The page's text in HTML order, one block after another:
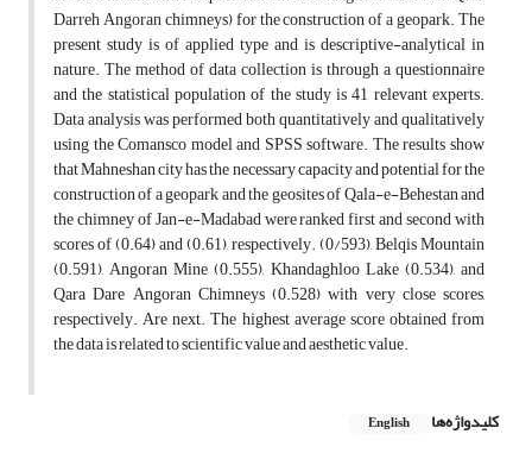
Darreh Angoran chimneys) for the construction of a geopark. The
present study is of applied type and is descriptive-analytical in
nature. The method of data collection is through a questionnaire
and the statistical population of the study is 41 relevant experts.
Data analysis was performed both quantitatively and qualitatively
using the Comansco model and SPSS software. The results show
that Mahneshan city has the necessary capacity and potential for the
construction of a geopark and the geosites of Qala-e-Behestan and
the chimney of Jan-e-Madabad were ranked first and second with
scores of (0.64) and (0.61), respectively. (0/593), Belqis Mountain
(0.591), Angoran Mine (0.555), Khandaghloo Lake (0.534), and
Qara Dare Angoran Chimneys (0.528) with very close scores,
respectively. Are next. The highest average score obtained from
the data is related to scientific value and aesthetic value.
کلیدواژه‌ها English